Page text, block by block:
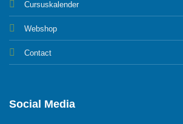
Cursuskalender
Webshop
Contact
Social Media